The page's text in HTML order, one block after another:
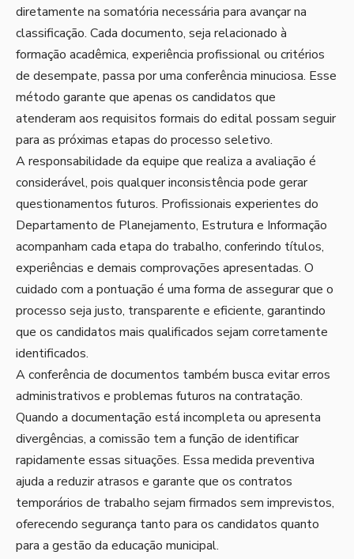
diretamente na somatória necessária para avançar na
classificação. Cada documento, seja relacionado à
formação acadêmica, experiência profissional ou critérios
de desempate, passa por uma conferência minuciosa. Esse
método garante que apenas os candidatos que
atenderam aos requisitos formais do edital possam seguir
para as próximas etapas do processo seletivo.
A responsabilidade da equipe que realiza a avaliação é
considerável, pois qualquer inconsistência pode gerar
questionamentos futuros. Profissionais experientes do
Departamento de Planejamento, Estrutura e Informação
acompanham cada etapa do trabalho, conferindo títulos,
experiências e demais comprovações apresentadas. O
cuidado com a pontuação é uma forma de assegurar que o
processo seja justo, transparente e eficiente, garantindo
que os candidatos mais qualificados sejam corretamente
identificados.
A conferência de documentos também busca evitar erros
administrativos e problemas futuros na contratação.
Quando a documentação está incompleta ou apresenta
divergências, a comissão tem a função de identificar
rapidamente essas situações. Essa medida preventiva
ajuda a reduzir atrasos e garante que os contratos
temporários de trabalho sejam firmados sem imprevistos,
oferecendo segurança tanto para os candidatos quanto
para a gestão da educação municipal.